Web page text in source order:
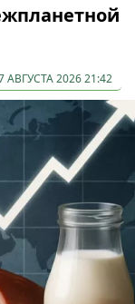
АВГУСТА 2026 21:42